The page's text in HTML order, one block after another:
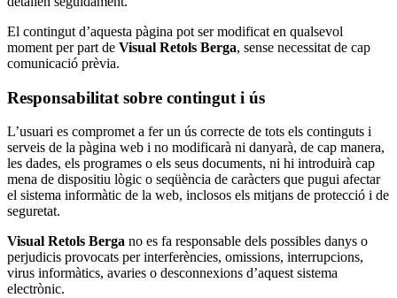
El contingut d’aquesta pàgina pot ser modificat en qualsevol
moment per part de Visual Retols Berga, sense necessitat de cap
comunicació prèvia.
Responsabilitat sobre contingut i ús
L’usuari es compromet a fer un ús correcte de tots els continguts i
serveis de la pàgina web i no modificarà ni danyarà, de cap manera,
les dades, els programes o els seus documents, ni hi introduirà cap
mena de dispositiu lògic o seqüència de caràcters que pugui afectar
el sistema informàtic de la web, inclosos els mitjans de protecció i de
seguretat.
Visual Retols Berga no es fa responsable dels possibles danys o
perjudicis provocats per interferències, omissions, interrupcions,
virus informàtics, avaries o desconnexions d’aquest sistema
electrònic.